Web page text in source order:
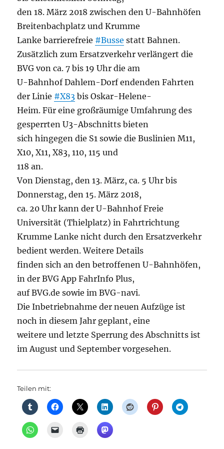
den 18. März 2018 zwischen den U-Bahnhöfen
Breitenbachplatz und Krumme
Lanke barrierefreie #Busse statt Bahnen.
Zusätzlich zum Ersatzverkehr verlängert die
BVG von ca. 7 bis 19 Uhr die am
U-Bahnhof Dahlem-Dorf endenden Fahrten
der Linie #X83 bis Oskar-Helene-
Heim. Für eine großräumige Umfahrung des
gesperrten U3-Abschnitts bieten
sich hingegen die S1 sowie die Buslinien M11,
X10, X11, X83, 110, 115 und
118 an.
Von Dienstag, den 13. März, ca. 5 Uhr bis
Donnerstag, den 15. März 2018,
ca. 20 Uhr kann der U-Bahnhof Freie
Universität (Thielplatz) in Fahrtrichtung
Krumme Lanke nicht durch den Ersatzverkehr
bedient werden. Weitere Details
finden sich an den betroffenen U-Bahnhöfen,
in der BVG App FahrInfo Plus,
auf BVG.de sowie im BVG-navi.
Die Inbetriebnahme der neuen Aufzüge ist
noch in diesem Jahr geplant, eine
weitere und letzte Sperrung des Abschnitts ist
im August und September vorgesehen.
Teilen mit: